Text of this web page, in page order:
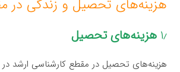
هزینه‌های تحصیل و زندگی در
۱٫ هزینه‌های تحصیل
هزینه‌های تحصیل در مقطع کارشناسی ارشد در